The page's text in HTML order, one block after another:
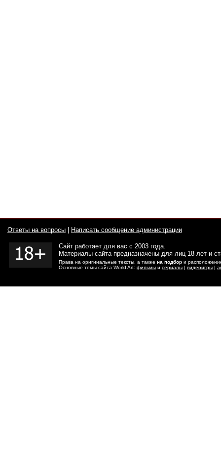
Ответы на вопросы Написать сообщение администрации
Сайт работает для вас с 2003 года.
Материалы сайта предназначены для лиц 18 лет и
Права на оригинальные тексты, а также на подбор и
Основные темы сайта World Art: фильмы и сериалы | видеоигры |